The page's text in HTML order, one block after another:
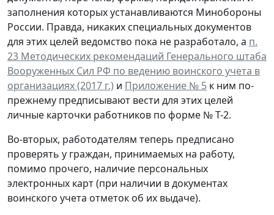
заполнения которых устанавливаются Минобороны
России. Правда, никаких специальных документов
для этих целей ведомство пока не разработало, а п.
23 Методических рекомендаций Генерального штаба
Вооруженных Сил РФ по ведению воинского учета в
организациях (2017 г.) и Приложение № 5 к ним по-
прежнему предписывают вести для этих целей
личные карточки работников по форме № Т-2.
Во-вторых, работодателям теперь предписано
проверять у граждан, принимаемых на работу,
помимо прочего, наличие персональных
электронных карт (при наличии в документах
воинского учета отметок об их выдаче).